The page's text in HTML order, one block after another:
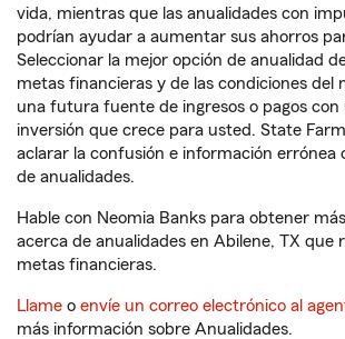
vida, mientras que las anualidades con
podrían ayudar a aumentar sus ahorros
Seleccionar la mejor opción de anualidad
metas financieras y de las condiciones del
una futura fuente de ingresos o pagos con
inversión que crece para usted. State
aclarar la confusión e información errónea
de anualidades.
Hable con Neomia Banks para obtener
acerca de anualidades en Abilene, TX que
metas financieras.
Llame o envíe un correo electrónico al
más información sobre Anualidades.